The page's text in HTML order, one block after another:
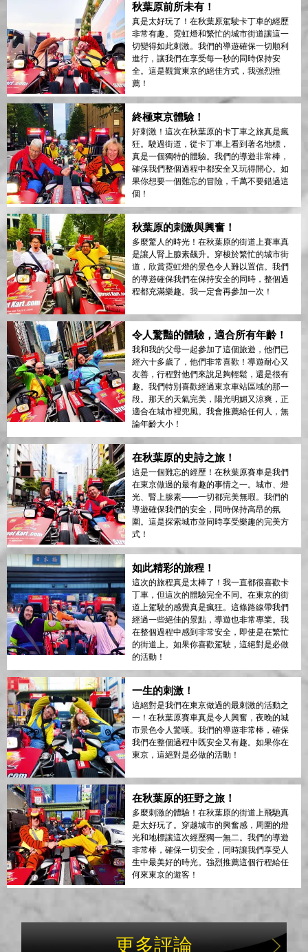
秋葉原前所未有！
真是太好玩了！在秋葉原駕駛卡丁車的經歷
非常有趣。霓虹燈和繁忙的城市街道讓這一
切變得如此刺激。我們的導遊確保一切順利
進行，讓我們在享受每一秒的同時保持安
全。這是觀賞東京的絕佳方式，我強烈推
薦！
終極東京體驗！
好刺激！這次在秋葉原的卡丁車之旅真是瘋
狂。駛過街道，從卡丁車上看到著名地標，
真是一個獨特的體驗。我們的導遊非常棒，
確保我們整個過程中都安全又玩得開心。如
果你想要一個難忘的冒險，千萬不要錯過這
個！
秋葉原的刺激與興奮！
多麼驚人的時光！在秋葉原的街道上賽車真
是讓人腎上腺素飆升。穿梭於繁忙的城市街
道，欣賞霓虹燈的景色令人難以置信。我們
的導遊確保我們在保持安全的同時，整個過
程都充滿樂趣。我一定會再參加一次！
令人驚豔的體驗，適合所有年齡！
我和我的父母一起參加了這個旅遊，他們已
經六十多歲了，他們非常喜歡！導遊耐心又
友善，行程對他們來說足夠輕鬆，還是很有
趣。我們特別喜歡經過東京車站區域的那一
段。那天的天氣完美，陽光明媚又涼爽，正
適合在城市裡兜風。我會推薦給任何人，無
論年齡大小！
在秋葉原的史詩之旅！
這是一個難忘的經歷！在秋葉原賽車是我們
在東京做過的最有趣的事情之一。城市、燈
光、腎上腺素——一切都完美無瑕。我們的
導遊確保我們的安全，同時保持高昂的氛
圍。這是探索城市並同時享受樂趣的完美方
式！
如此精彩的旅程！
這次的旅程真是太棒了！我一直都很喜歡卡
丁車，但這次的體驗完全不同。在東京的街
道上駕駛的感覺真是瘋狂。這條路線帶我們
經過一些絕佳的景點，導遊也非常專業。我
在整個過程中感到非常安全，即使是在繁忙
的街道上。如果你喜歡駕駛，這絕對是必做
的活動！
一生的刺激！
這絕對是我們在東京做過的最刺激的活動之
一！在秋葉原賽車真是令人興奮，夜晚的城
市景色令人驚嘆。我們的導遊非常棒，確保
我們在整個過程中既安全又有趣。如果你在
東京，這絕對是必做的活動！
在秋葉原的狂野之旅！
多麼刺激的體驗！在秋葉原的街道上飛馳真
是太好玩了。穿越城市的興奮感，周圍的燈
光和地標讓這次經歷獨一無二。我們的導遊
非常棒，確保一切安全，同時讓我們享受人
生中最美好的時光。強烈推薦這個行程給任
何來東京的遊客！
更多評論